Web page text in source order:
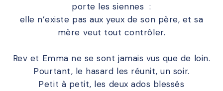
porte les siennes :
elle n’existe pas aux yeux de son père, et sa
mère veut tout contrôler.
Rev et Emma ne se sont jamais vus que de loin.
Pourtant, le hasard les réunit, un soir.
Petit à petit, les deux ados blessés